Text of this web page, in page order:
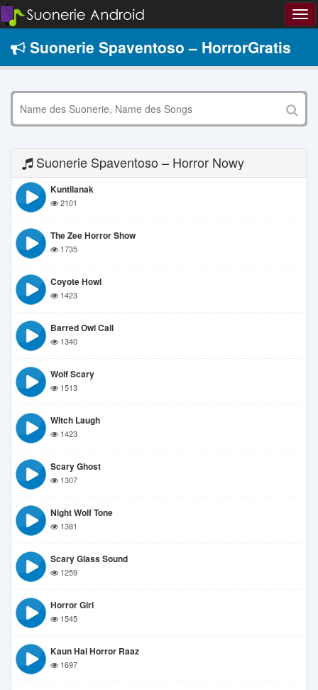
Suonerie Spaventoso – HorrorGratis
Suonerie Spaventoso – Horror Nowy
Kuntilanak
2101
The Zee Horror Show
1735
Coyote Howl
1423
Barred Owl Call
1340
Wolf Scary
1513
Witch Laugh
1423
Scary Ghost
1307
Night Wolf Tone
1381
Scary Glass Sound
1259
Horror Girl
1545
Kaun Hai Horror Raaz
1697